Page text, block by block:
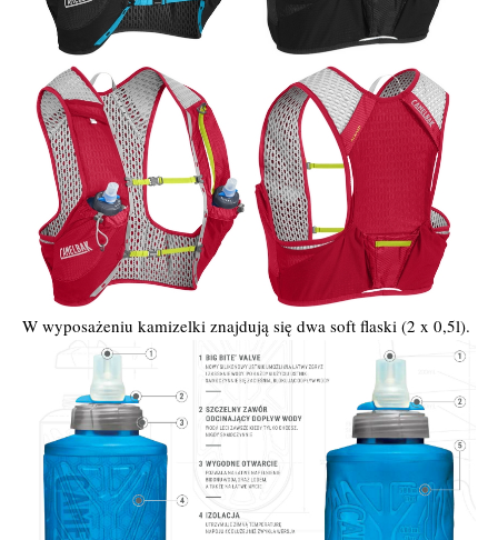
W wyposażeniu kamizelki znajdują się dwa soft flaski (2 x 0,5l).